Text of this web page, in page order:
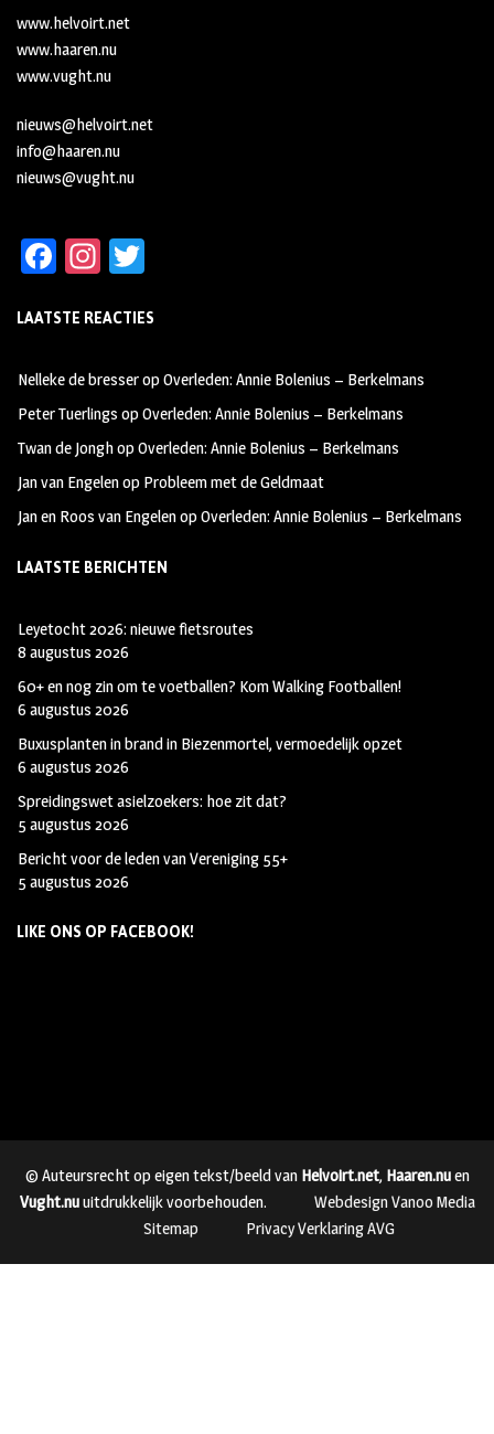
www.helvoirt.net
www.haaren.nu
www.vught.nu
nieuws@helvoirt.net
info@haaren.nu
nieuws@vught.nu
Fa
b
oo
k
In
ag
m
tt
LAATSTE REACTIES
Nelleke de bresseropOverleden: Annie Bolenius – Berkelmans
Peter Tuerlings opOverleden: Annie Bolenius – Berkelmans
Twan de JonghopOverleden: Annie Bolenius – Berkelmans
Jan van Engelenop Probleem met de Geldmaat
Jan en Roos van EngelenopOverleden: Annie Bolenius – Berkelmans
LAATSTE BERICHTEN
Leyetocht 2026: nieuwe fietsroutes
8 augustus 2026
60+ en nog zin om te voetballen? Kom Walking Footballen!
6 augustus 2026
Buxusplanten in brand in Biezenmortel, vermoedelijk opzet
6 augustus 2026
Spreidingswet asielzoekers: hoe zit dat?
5 augustus 2026
Bericht voor de leden van Vereniging 55+
5 augustus 2026
LIKE ONS OP FACEBOOK!
© Auteursrecht op eigen tekst/beeld van Helvoirt.net, Haaren.nuen
Vught.nuuitdrukkelijk voorbehouden.
Webdesign Vanoo Media
Sitemap
Privacy Verklaring AVG